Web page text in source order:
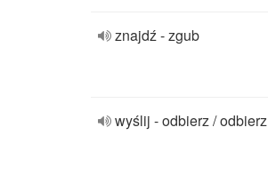
znajdź - zgub
wyślij - odbierz / odbierz